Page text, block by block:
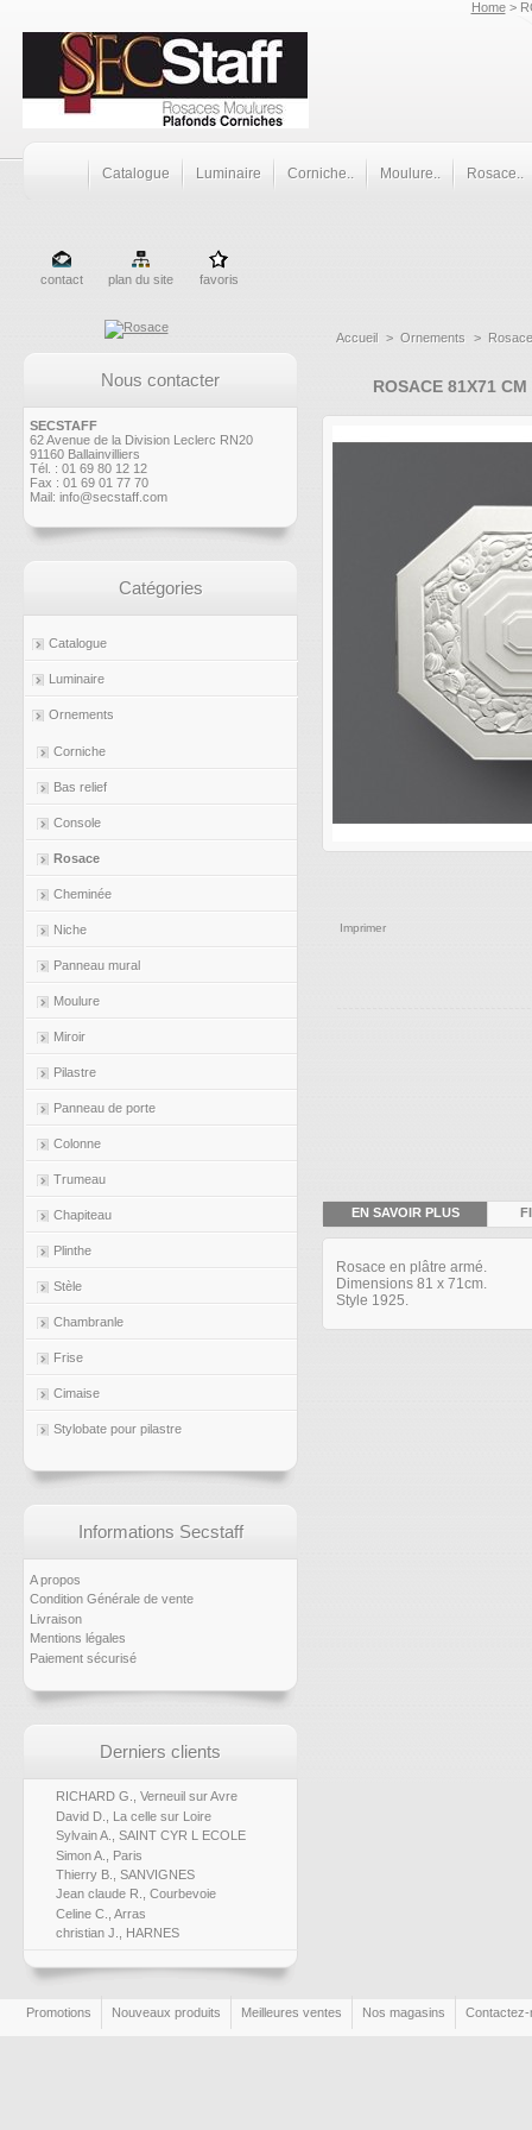
Home>
Catalogue Luminaire Corniche.. Moulure.. Rosace..
contact plan du site favoris
Nous contacter
SECSTAFF
62 Avenue de la Division Leclerc RN20
91160 Ballainvilliers
Tél. : 01 69 80 12 12
Fax : 01 69 01 77 70
Mail: info@secstaff.com
Catégories
Catalogue
Luminaire
Ornements
Corniche
Bas relief
Console
Rosace
Cheminée
Niche
Panneau mural
Moulure
Miroir
Pilastre
Panneau de porte
Colonne
Trumeau
Chapiteau
Plinthe
Stèle
Chambranle
Frise
Cimaise
Stylobate pour pilastre
Informations Secstaff
A propos
Condition Générale de vente
Livraison
Mentions légales
Paiement sécurisé
Derniers clients
RICHARD G., Verneuil sur Avre
David D., La celle sur Loire
Sylvain A., SAINT CYR L ECOLE
Simon A., Paris
Thierry B., SANVIGNES
Jean claude R., Courbevoie
Celine C., Arras
christian J., HARNES
Accueil > Ornements >
ROSACE 81X71
Imprimer
EN SAVOIR PLUS
Rosace en plâtre armé.
Dimensions 81 x 71cm.
Style 1925.
Promotions Nouveaux produits Meilleures ventes Nos magasins Contactez-